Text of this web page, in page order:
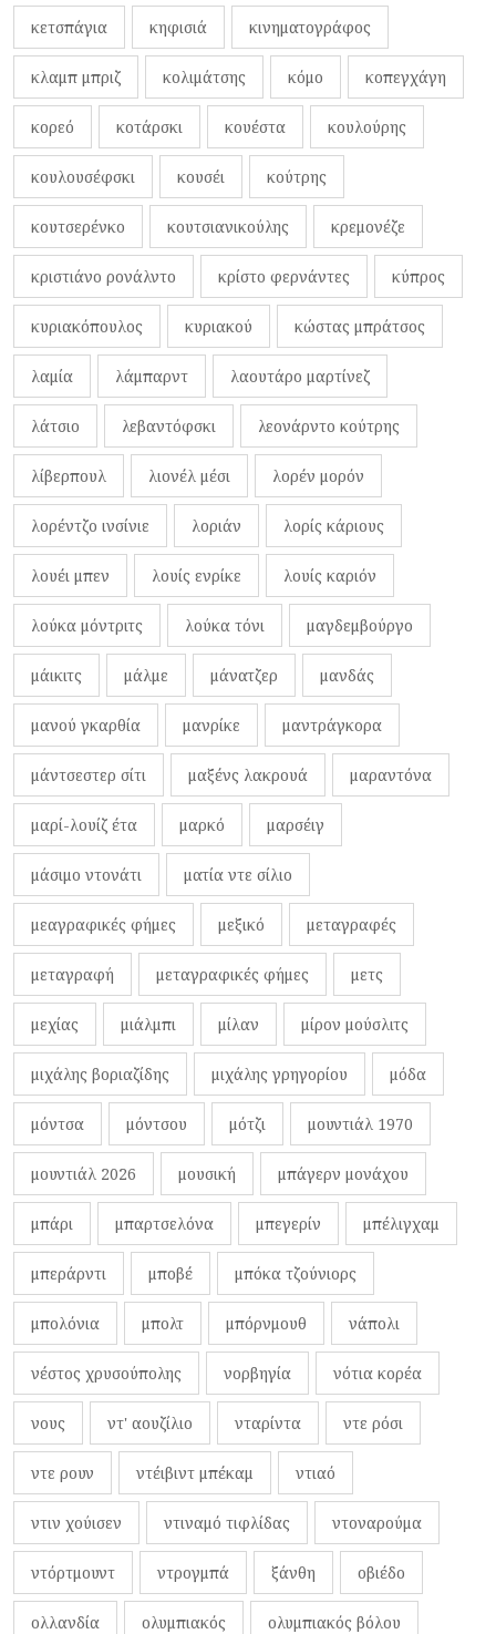
κετσπάγια κηφισιά κινηματογράφος
κλαμπ μπριζ κολιμάτσης κόμο κοπεγχάγη
κορεό κοτάρσκι κουέστα κουλούρης
κουλουσέφσκι κουσέι κούτρης
κουτσερένκο κουτσιανικούλης κρεμονέζε
κριστιάνο ρονάλντο κρίστο φερνάντες κύπρος
κυριακόπουλος κυριακού κώστας μπράτσος
λαμία λάμπαρντ λαουτάρο μαρτίνεζ
λάτσιο λεβαντόφσκι λεονάρντο κούτρης
λίβερπουλ λιονέλ μέσι λορέν μορόν
λορέντζο ινσίνιε λοριάν λορίς κάριους
λουέι μπεν λουίς ενρίκε λουίς καριόν
λούκα μόντριτς λούκα τόνι μαγδεμβούργο
μάικιτς μάλμε μάνατζερ μανδάς
μανού γκαρθία μανρίκε μαντράγκορα
μάντσεστερ σίτι μαξένς λακρουά μαραντόνα
μαρί-λουίζ έτα μαρκό μαρσέιγ
μάσιμο ντονάτι ματία ντε σίλιο
μεαγραφικές φήμες μεξικό μεταγραφές
μεταγραφή μεταγραφικές φήμες μετς
μεχίας μιάλμπι μίλαν μίρον μούσλιτς
μιχάλης βοριαζίδης μιχάλης γρηγορίου μόδα
μόντσα μόντσου μότζι μουντιάλ 1970
μουντιάλ 2026 μουσική μπάγερν μονάχου
μπάρι μπαρτσελόνα μπεγερίν μπέλιγχαμ
μπεράρντι μποβέ μπόκα τζούνιορς
μπολόνια μπολτ μπόρνμουθ νάπολι
νέστος χρυσούπολης νορβηγία νότια κορέα
νους ντ' αουζίλιο νταρίντα ντε ρόσι
ντε ρουν ντέιβιντ μπέκαμ ντιαό
ντιν χούισεν ντιναμό τιφλίδας ντοναρούμα
ντόρτμουντ ντρογμπά ξάνθη οβιέδο
ολλανδία ολυμπιακός ολυμπιακός βόλου